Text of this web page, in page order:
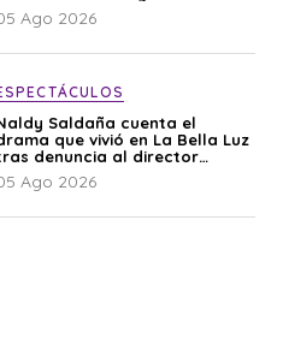
lo sabía”
Ago 2026
Saldaña cuenta el
que vivió en La Bella Luz
denuncia al director
“No me parece justo”
Ago 2026